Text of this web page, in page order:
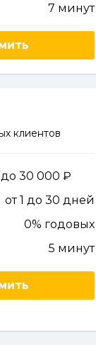
7 минут
клиентов
до 30 000
от 1 до 30 дней
0% годовых
5 минут